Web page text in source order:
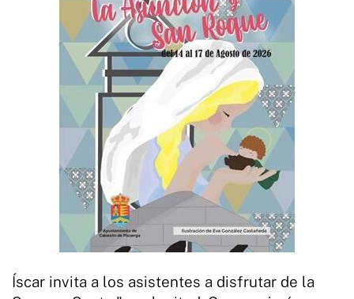
Íscar invita a los asistentes a disfrutar de la